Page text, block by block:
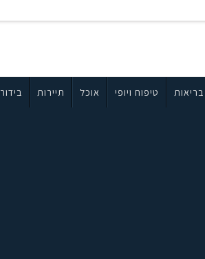
בריאות טיפוח ויופי אוכל תיירות בידור